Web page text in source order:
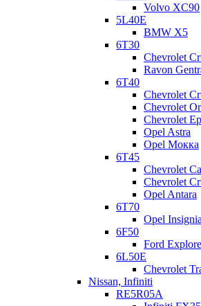
Volvo XC90
5L40E
BMW X5
6Т30
Chevrolet
Ravon
6Т40
Chevrolet
Chevrolet
Chevrolet
Opel Astra
Opel Мокка
6T45
Chevrolet
Chevrolet
Opel Antara
6T70
Opel Insignia
6F50
Ford
6L50E
Chevrolet
Nissan, Infiniti
RE5R05A
Как всегда, рассмотрим результаты